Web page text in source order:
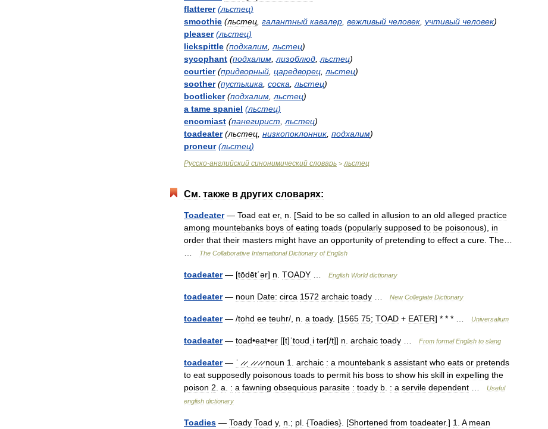
flatterer (льстец)
smoothie (льстец галантный кавалер вежливый человек учтивый человек)
pleaser (льстец)
lickspittle (подхалим льстец)
sycophant (подхалим лизоблюд льстец)
courtier (придворный царедворец льстец)
soother (пустышка соска льстец)
bootlicker (подхалим льстец)
a tame spaniel (льстец)
encomiast (панегирист льстец)
toadeater (льстец низкопоклонник подхалим)
proneur (льстец)
Русско-английский синонимический словарь > льстец
См. также в других словарях:
Toadeater— Toad eat er, n . [Said to be so called in allusion to an old alleged practice
among mountebanks boys of eating toads (popularly supposed to be poisonous), in
order that their masters might have an opportunity of pretending to effect a cure The
The Collaborative International Dictionary of English
toadeater— [tōdēt΄ər] n TOADY English World dictionary
toadeater— noun Date: circa 1572 archaic toady New Collegiate Dictionary
toadeater— /tohd ee teuhr/, n a toady. [1565 75; TOAD + EATER] * * * … Universalium
toadeater— toad•eat•er [[t]ˈtoʊdˌi tər[/t]] n archaic toady From formal English to slang
toadeater— ˈ ̷ ̷ˌ ̷ ̷ ̷ ̷ noun 1 archaic : a mountebank s assistant who eats or pretends
to eat supposedly poisonous toads to permit his boss to show his skill in expelling the
poison 2 a : a fawning obsequious parasite : toady b : a servile dependent
Useful
english dictionary
Toadies — Toady Toad y, n .; pl . {Toadies}. [Shortened from toadeater.] 1 A mean